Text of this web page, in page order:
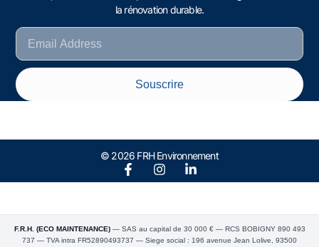
la rénovation durable.
Souscrire
© 2026 FRH Environnement
F.R.H. (ECO MAINTENANCE)— SAS au capital de 30 000 € — RCS BOBIGNY 890 493
737 — TVA intra FR52890493737 — Siege social : 196 avenue Jean Lolive, 93500